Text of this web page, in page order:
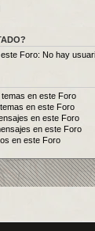
Foro: No hay
en este Foro
en este Foro
en este Foro
en este Foro
en este Foro